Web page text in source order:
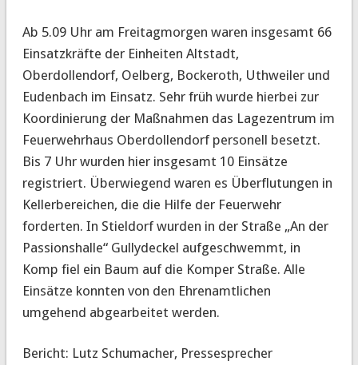
Ab 5.09 Uhr am Freitagmorgen waren insgesamt 66
Einsatzkräfte der Einheiten Altstadt,
Oberdollendorf, Oelberg, Bockeroth, Uthweiler und
Eudenbach im Einsatz. Sehr früh wurde hierbei zur
Koordinierung der Maßnahmen das Lagezentrum im
Feuerwehrhaus Oberdollendorf personell besetzt.
Bis 7 Uhr wurden hier insgesamt 10 Einsätze
registriert. Überwiegend waren es Überflutungen in
Kellerbereichen, die die Hilfe der Feuerwehr
forderten. In Stieldorf wurden in der Straße „An der
Passionshalle“ Gullydeckel aufgeschwemmt, in
Komp fiel ein Baum auf die Komper Straße. Alle
Einsätze konnten von den Ehrenamtlichen
umgehend abgearbeitet werden.
Bericht: Lutz Schumacher, Pressesprecher